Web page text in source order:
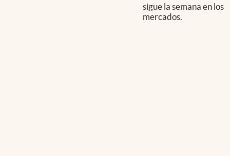
sigue la semana en los
mercados.